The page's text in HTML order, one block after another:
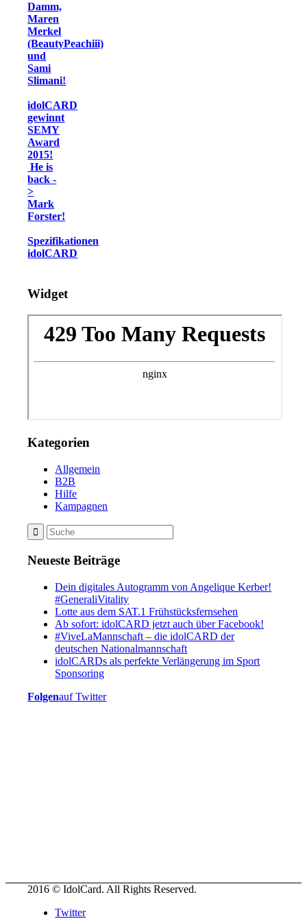
Damm,
Maren
Merkel
(BeautyPeachiii)
und
Sami
Slimani!
idolCARD
gewinnt
SEMY
Award
2015!
He is
back -
>
Mark
Forster!
Spezifikationen
idolCARD
Widget
Kategorien
Allgemein
B2B
Hilfe
Kampagnen
Neueste Beiträge
Dein digitales Autogramm von Angelique Kerber!
#GeneraliVitality
Lotte aus dem SAT.1 Frühstücksfernsehen
Ab sofort: idolCARD jetzt auch über Facebook!
#ViveLaMannschaft – die idolCARD der
deutschen Nationalmannschaft
idolCARDs als perfekte Verlängerung im Sport
Sponsoring
Folgenauf Twitter
2016 © IdolCard. All Rights Reserved.
Twitter